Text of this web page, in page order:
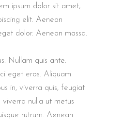
ipsum dolor sit amet,
elit. Aenean
dolor. Aenean massa.
Nullam quis ante.
eget eros. Aliquam
in, viverra quis, feugiat
viverra nulla ut metus
rutrum. Aenean